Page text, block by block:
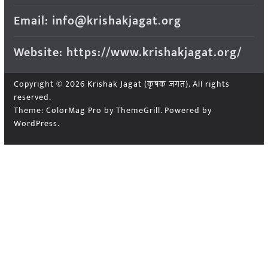
Email: info@krishakjagat.org
Website: https://www.krishakjagat.org/
Copyright © 2026 Krishak Jagat (कृषक जगत). All rights
reserved.
Theme: ColorMag Pro by ThemeGrill. Powered by
WordPress.